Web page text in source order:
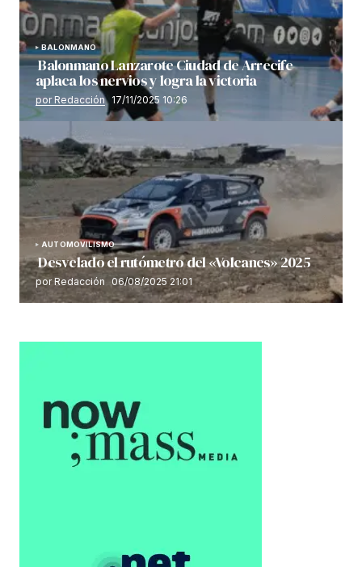
BALONMANO
Balonmano Lanzarote Ciudad de Arrecife
aplaca los nervios y logra la victoria
por Redacción 17/11/2025 10:26
AUTOMOVILISMO
Desvelado el rutómetro del «Volcanes» 2025
por Redacción 06/08/2025 21:01